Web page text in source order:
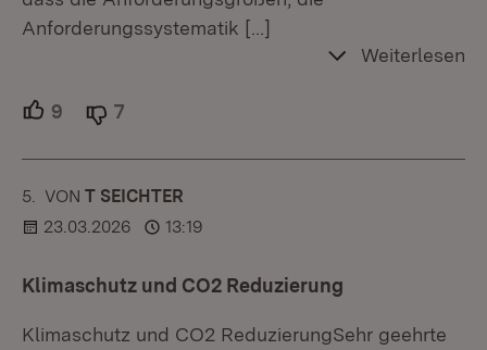
Anforderungssystematik […]
Weiterlesen
9 Unterstützer.
7
5. KOMMENTAR
VON :T SEICHTER
23.03.2026
13:19
Klimaschutz und CO2 Reduzierung
Klimaschutz und CO2 ReduzierungSehr geehrte